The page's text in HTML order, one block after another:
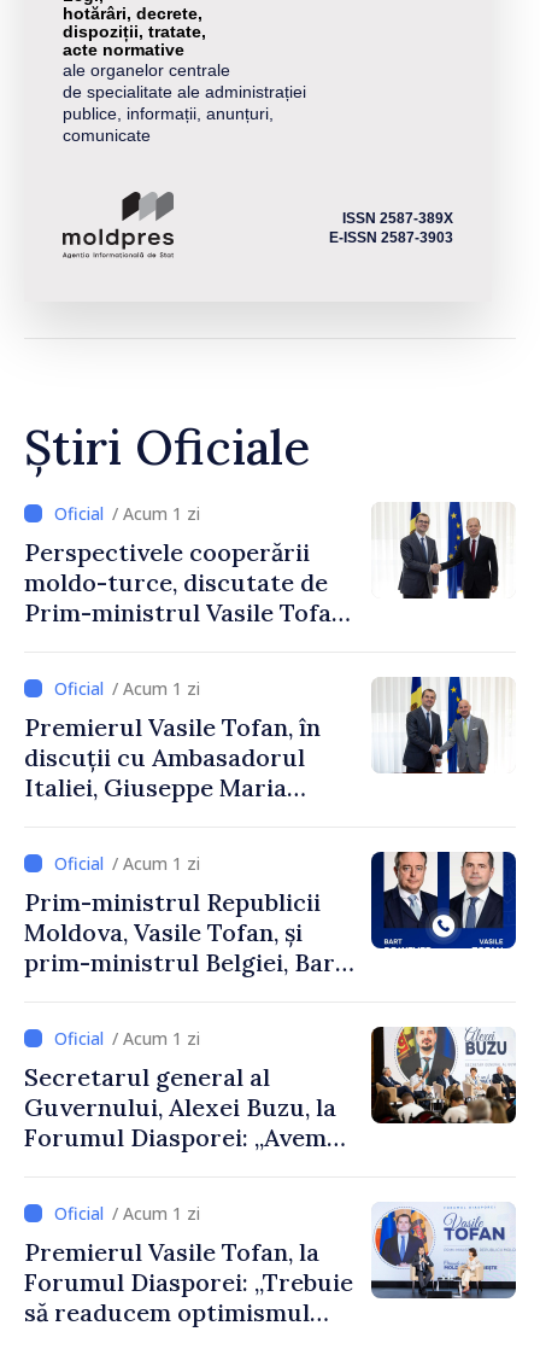
hotărâri, decrete,
dispoziții, tratate,
acte normative
ale organelor centrale
de specialitate ale administrației
publice, informații, anunțuri,
comunicate
ISSN 2587-389X
E-ISSN 2587-3903
Știri Oficiale
/ Acum 1 zi
Perspectivele cooperării
moldo-turce, discutate de
Prim-ministrul Vasile Tofan
Uygar Mustafa Sertel
/ Acum 1 zi
Premierul Vasile Tofan, în
discuții cu Ambasadorul
Italiei, Giuseppe Maria
/ Acum 1 zi
Prim-ministrul Republicii
Moldova, Vasile Tofan, și
prim-ministrul Belgiei, Bart
despre parcursul european
al Republicii Moldova.
/ Acum 1 zi
Secretarul general al
Guvernului, Alexei Buzu, la
Forumul Diasporei: „Avem
dumneavoastră pentru a
construi comunități mai
puternice”
/ Acum 1 zi
Premierul Vasile Tofan, la
Forumul Diasporei: „Trebuie
să readucem optimismul